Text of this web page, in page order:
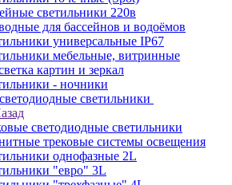
светильники 220в
для бассейнов и водоёмов
универсальные IP67
мебельные, витринные
картин и зеркал
- ночники
светильники
светодиодные светильники
трековые системы освещения
однофазные 2L
"евро" 3L